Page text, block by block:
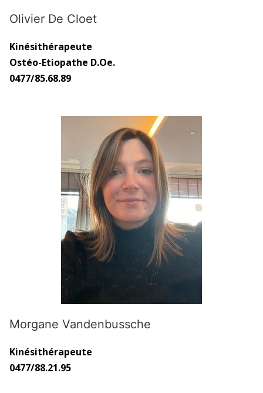
Olivier De Cloet
Kinésithérapeute
Ostéo-Etiopathe D.Oe.
0477/85.68.89
Morgane Vandenbussche
Kinésithérapeute
0477/88.21.95